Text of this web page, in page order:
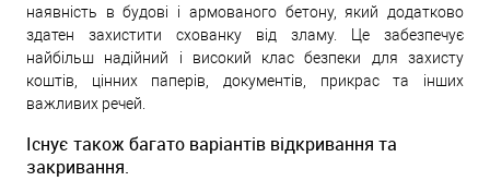
наявність в будові і армованого бетону, який додатково
здатен захистити схованку від зламу. Це забезпечує
найбільш надійний і високий клас безпеки для захисту
коштів, цінних паперів, документів, прикрас та інших
важливих речей.
Існує також багато варіантів відкривання та
закривання.